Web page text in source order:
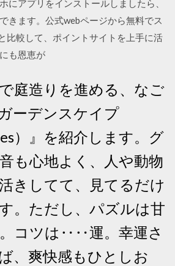
にアプリをインストールしましたら、
きます。公式webページから無料でス
比較して、ポイントサイトを上手に活
も恩恵が
庭造りを進める、なご
ーデンスケイプ
）』を紹介します。グ
も心地よく、人や動物
きしてて、見てるだけ
。ただし、パズルは甘
コツは‥‥運。幸運さ
、爽快感もひとしお